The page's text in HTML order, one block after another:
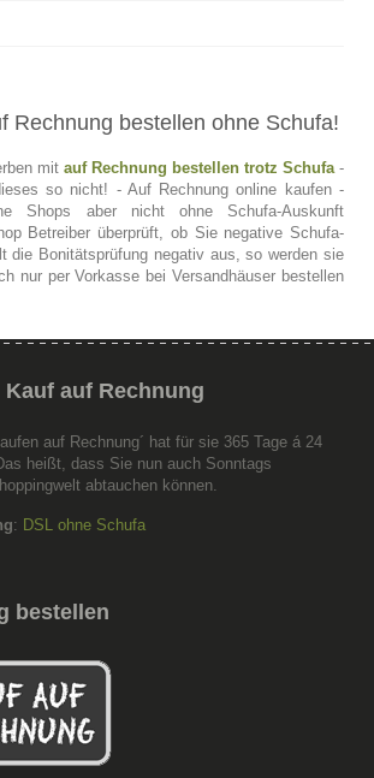
Rechnung bestellen ohne Schufa!
mit auf Rechnung bestellen trotz Schufa -
so nicht! - Auf Rechnung online kaufen -
Shops aber nicht ohne Schufa-Auskunft
Betreiber überprüft, ob Sie negative Schufa-
die Bonitätsprüfung negativ aus, so werden sie
nur per Vorkasse bei Versandhäuser bestellen
Kauf auf Rechnung
auf Rechnung´ hat für sie 365 Tage á 24
heißt, dass Sie nun auch Sonntags
abtauchen können.
: DSL ohne Schufa
bestellen